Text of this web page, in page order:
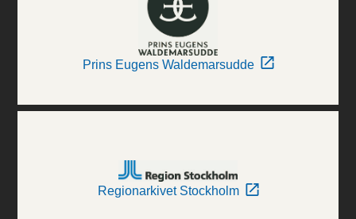
Prins Eugens Waldemarsudde
Regionarkivet Stockholm